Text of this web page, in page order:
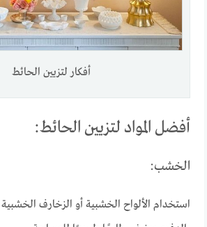
أفكار لتزيين الحائط
أفضل المواد لتزيين الحائط:
الخشب:
استخدام الألواح الخشبية أو الزخارف